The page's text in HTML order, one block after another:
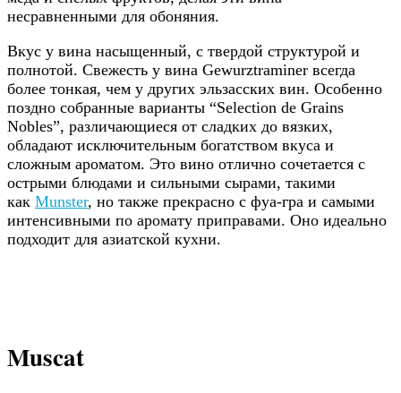
несравненными для обоняния.
Вкус у вина насыщенный, с твердой структурой и
полнотой. Свежесть у вина Gewurztraminer всегда
более тонкая, чем у других эльзасских вин. Особенно
поздно собранные варианты “Selection de Grains
Nobles”, различающиеся от сладких до вязких,
обладают исключительным богатством вкуса и
сложным ароматом. Это вино отлично сочетается с
острыми блюдами и сильными сырами, такими
как Munster, но также прекрасно с фуа-гра и самыми
интенсивными по аромату приправами. Оно идеально
подходит для азиатской кухни.
Muscat